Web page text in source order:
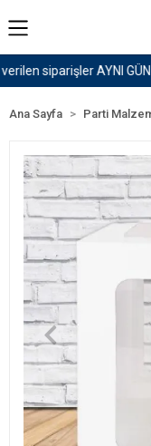
1500
Ana Sayfa Parti